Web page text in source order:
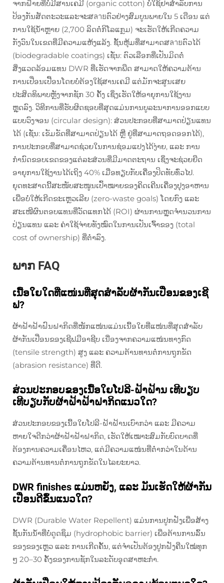
ຈາກຝ້າຍທີ່ບໍ່ມີສານເຄມີ (organic cotton) ບໍ່ໃຊ້ຢາສຳລັບການ
ປ້ອງກັນສັດຕະວະແລະຈະສลายຕົວຢ່າງສົມບູນພາຍໃນ 5 ເດືອນ ແຕ່
ການໃຊ້ນ້ຳຫຼາຍ (2,700 ລິດຕໍ່ກິໂລແກຼມ) ຈະເຮັດໃຫ້ເກີດຄວາມ
ກັງວົນໃນເຂດທີ່ມີຄວາມແຫ້ງແລ້ງ. ຊັ້ນຫຸ້ມທີ່ສາມາດສลายຕົວໄດ້
(biodegradable coatings) ເຊັ່ນ: ຕົວເລືອກທີ່ເປັນມິດຕໍ່
ສິ່ງແວດລ້ອມແທນ DWR ທີ່ເຮັດຈາກພືດ ສາມາດໃຫ້ຄວາມຕ້ານ
ການເປື່ອນເປື້ອນໂດຍບໍ່ຕ້ອງໃຊ້ສານເຄມີ ແຕ່ມັກຈະສູນເສຍ
ປະສິດທິພາບຫຼັງຈາກຊັກ 30 ຄັ້ງ ເຊິ່ງເຮັດໃຫ້ອາຍຸການໃຊ້ງານ
ຫຼຸດລົງ. ວິທີການທີ່ຮັບຜິດຊອບທີ່ສຸດແມ່ນການບູລະນາການອອກແບບ
ແບບວົງຈອນ (circular design): ສ່ວນປະກອບທີ່ສາມາດປ່ຽນແທນ
ໄດ້ (ເຊັ່ນ: ເຂັມຂັດທີ່ສາມາດປ່ຽນໄດ້ ຫຼື ຢູ່ທີ່ສາມາດຖອດອອກໄດ້),
ການປະກອບທີ່ສາມາດຊ່ວຍໃນການຊ່ອມແປງໄດ້ງ່າຍ, ແລະ ການ
ກຳນົດຂອບເຂດຂອງແຕ່ລະສ່ວນທີ່ມີມາດຕະຖານ ເຊິ່ງຈະຊ່ວຍຍືດ
ອາຍຸການໃຊ້ງານໄດ້ເຖິງ 40% ເມື່ອທຽບກັບເຄື່ອງປິດທັບທົ່ວໄປ.
ຍຸດທະສາດນີ້ສະໜັບສະໜູນເປົ້າໝາຍຂອງຄິດເຄີນເຄື່ອງປຸງອາຫານ
ເພື່ອບໍ່ໃຫ້ເກີດຂະເຫຼວເລີຍ (zero-waste goals) ໂດຍກົງ ແລະ
ສະເໜີຜົນຕອບແທນທີ່ວັດແທກໄດ້ (ROI) ຜ່ານການຫຼຸດຈຳນວນການ
ປ່ຽນແທນ ແລະ ຄ່າໃຊ້ຈ່າຍທັງໝົດໃນການເປັນເຈົ້າຂອງ (total
cost of ownership) ທີ່ຕ່ຳລົງ.
ພາກ FAQ
ເນື້ອໃຍໃດທີ່ແໜ່ນທີ່ສຸດສຳລັບຜ້າກັນເປື່ອນຂອງເຊີ
ຟ?
ຜ້າຝ້າຝ້າຝົນຝາກິດທີ່ໜັກແໜ່ນແມ່ນເນື້ອໃຍທີ່ແໜ່ນທີ່ສຸດສຳລັບ
ຜ້າກັນເປື່ອນຂອງເຊີຟມືອາຊີບ ເນື່ອງຈາກຄວາມແໜ່ນທາງກົດ
(tensile strength) ສູງ ແລະ ຄວາມຕ້ານທານຕໍ່ການຖູກຂັດ
(abrasion resistance) ທີ່ດີ.
ສ່ວນປະກອບຂອງເນື້ອໃຍໂປລີ-ຝ້າຝ້ານ ເທີບຽບ
ເທີບຽບກັບຜ້າຝ້າຝ້າຝາກິດແນວໃດ?
ສ່ວນປະກອບຂອງເນື້ອໃຍໂປລີ-ຝ້າຝ້ານເບົາກວ່າ ແລະ ມີຄວາມ
ຫາຍໃຈດີກວ່າຜ້າຝ້າຝ້າຝາກິດ, ເຮັດໃຫ້ເໝາະສົມກັບບົດບາດທີ່
ຕ້ອງການຄວາມເຄື່ອນໄຫວ, ແຕ່ມີຄວາມແໜ່ນທີ່ຕ່ຳກວ່າໃນດ້ານ
ຄວາມຕ້ານທານຕໍ່ການຖູກຂັດໃນໄລຍະຍາວ.
DWR finishes ແມ່ນຫຍັງ, ແລະ ມັນເຮັດໃຫ້ຜ້າກັນ
ເປື່ອນດີຂຶ້ນແນວໃດ?
DWR (Durable Water Repellent) ແມ່ນການປູກຝັງເພື່ອສ້າງ
ຊັ້ນກັນນ້ຳທີ່ບໍ່ດູດຊຶມ (hydrophobic barrier) ເພື່ອຕ້ານການລົ້ນ
ຂອງຂອງເຫຼວ ແລະ ການເກີດຄັ້ນ, ແຕ່ຈຳເປັນຕ້ອງປູກຝັງຄືນໃໝ່ທຸກ
ໆ 20–30 ຄັ້ງຂອງການຊັກໃນລະດັບອຸດສາຫະກຳ.